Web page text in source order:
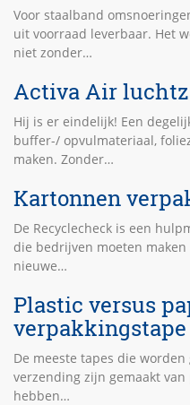
Voor staalband
uit voorraad leverbaar. Het
niet zonder…
Activa Air
Hij is er eindelijk! Een
buffer-/ opvulmateriaal,
maken. Zonder…
Kartonnen
De Recyclecheck is een
die bedrijven moeten
nieuwe…
Plastic versus
verpakkingstape
De meeste tapes die
verzending zijn gemaakt
hebben…